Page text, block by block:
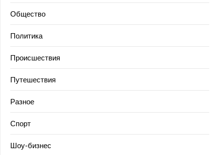
Общество
Политика
Происшествия
Путешествия
Разное
Спорт
Шоу-бизнес